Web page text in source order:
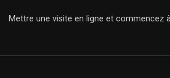
Mettre une visite en ligne et commencez